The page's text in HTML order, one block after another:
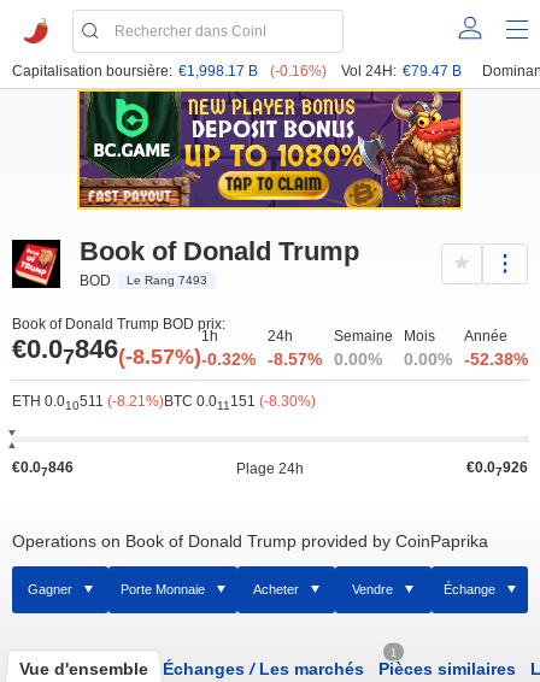
Capitalisation boursière: €1,998.17 B (-0.16%) Vol 24H: €79.47 B
Book of Donald Trump
BOD Le Rang 7493
Book of Donald Trump BOD prix:
€0.07846(-8.57%)
1h
-0.32%
24h
-8.57%
Semaine
0.00%
Mois
0.00%
Année
-52.38%
ETH 0.010511 (-8.21%)BTC 0.011151 (-8.30%)
€0.07846 Plage 24h €0.07926
Operations on Book of Donald Trump provided by CoinPaprika
Gagner Porte Monnaie Acheter Vendre Échange
Vue d'ensemble Échanges /Les marchés
1
Pièces similaires